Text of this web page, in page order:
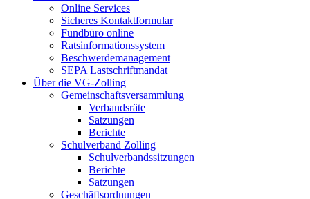
Online Services
Sicheres Kontaktformular
Fundbüro online
Ratsinformationssystem
Beschwerdemanagement
SEPA Lastschriftmandat
Über die VG-Zolling
Gemeinschaftsversammlung
Verbandsräte
Satzungen
Berichte
Schulverband Zolling
Schulverbandssitzungen
Berichte
Satzungen
Geschäftsordnungen